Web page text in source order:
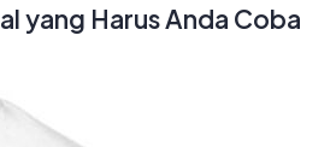
yang Harus Anda Coba